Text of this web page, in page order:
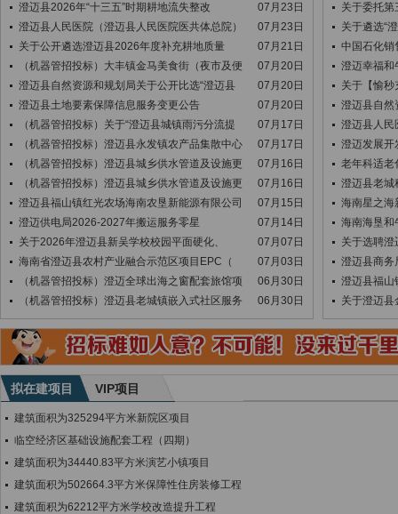
澄迈县2026年“十三五”时期耕地流失整改
07月23日
澄迈县人民医院（澄迈县人民医院医共体总院）
07月23日
关于公开遴选澄迈县2026年度补充耕地质量
07月21日
（机器管招投标）大丰镇金马美食街（夜市及便
07月20日
澄迈县自然资源和规划局关于公开比选“澄迈县
07月20日
澄迈县土地要素保障信息服务变更公告
07月20日
（机器管招投标）关于“澄迈县城镇雨污分流提
07月17日
（机器管招投标）澄迈县永发镇农产品集散中心
07月17日
（机器管招投标）澄迈县城乡供水管道及设施更
07月16日
（机器管招投标）澄迈县城乡供水管道及设施更
07月16日
澄迈县福山镇红光农场海南农垦新能源有限公司
07月15日
澄迈供电局2026-2027年搬运服务零星
07月14日
关于2026年澄迈县新吴学校校园平面硬化、
07月07日
海南省澄迈县农村产业融合示范区项目EPC（
07月03日
（机器管招投标）澄迈全球出海之窗配套旅馆项
06月30日
（机器管招投标）澄迈县老城镇嵌入式社区服务
06月30日
关于委托
关于遴选“
中国石化销
澄迈幸福和
关于【愉
澄迈县自然
澄迈县人民
澄迈发展开
老年科适老
澄迈县老城
海南星之海
海南海垦和
关于选聘
澄迈县商务
澄迈县福山
关于澄迈
拟在建项目 VIP项目
建筑面积为325294平方米新院区项目
临空经济区基础设施配套工程（四期）
建筑面积为34440.83平方米演艺小镇项目
建筑面积为502664.3平方米保障性住房装修工程
建筑面积为62212平方米学校改造提升工程